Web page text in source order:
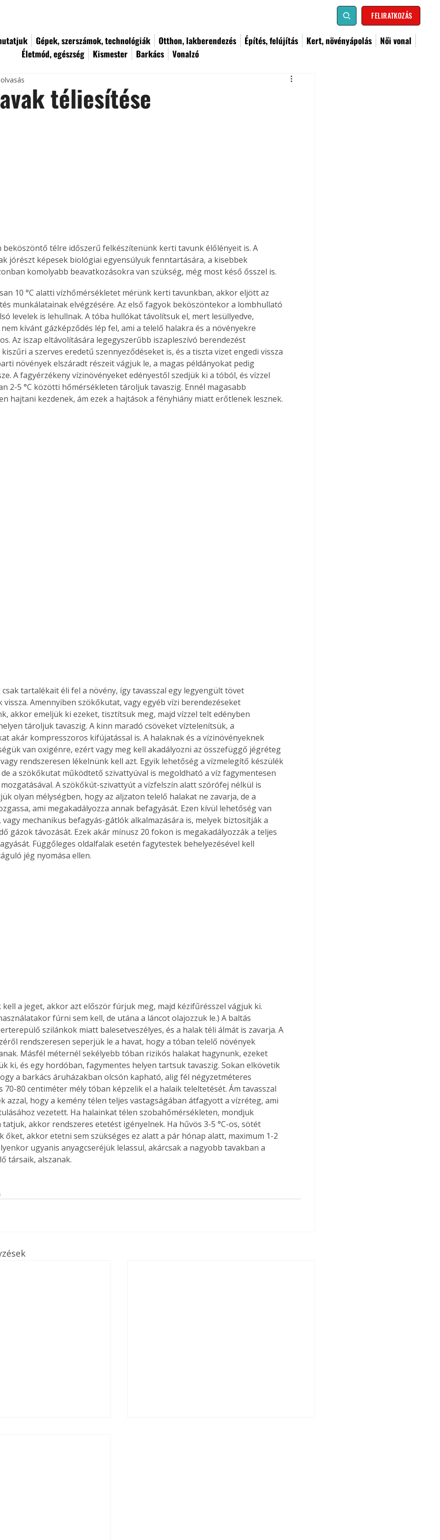
FELIRATKOZÁS
Gépek, szerszámok, technológiák Otthon, lakberendezés Építés, felújítás Kert, növényápolás
Női vonal
Életmód, egészség
Kismester Barkács Vonalzó
egyedi
vagy
is
Bárhol,
élve
az
A
téliesítése
beköszöntő télre időszerű felkészítenünk kerti tavunk élőlényeit is. A
jórészt képesek biológiai egyensúlyuk fenntartására, a kisebbek
komolyabb beavatkozásokra van szükség, még most késő ősszel is.
10 °C alatti vízhőmérsékletet mérünk kerti tavunkban, akkor eljött az
munkálatainak elvégzésére. Az első fagyok beköszöntekor a lombhullató
levelek is lehullnak. A tóba hullókat távolítsuk el, mert lesüllyedve,
kívánt gázképződés lép fel, ami a telelő halakra és a növényekre
Az iszap eltávolítására legegyszerűbb iszapleszívó berendezést
a szerves eredetű szennyeződéseket is, és a tiszta vizet engedi vissza
növények elszáradt részeit vágjuk le, a magas példányokat pedig
A fagyérzékeny vízinövényeket edényestől szedjük ki a tóból, és vízzel
2-5 °C közötti hőmérsékleten tároljuk tavaszig. Ennél magasabb
hajtani kezdenek, ám ezek a hajtások a fényhiány miatt erőtlenek lesznek.
Amennyiben szökőkutat, vagy egyéb vízi berendezéseket
akkor emeljük ki ezeket, tisztítsuk meg, majd vízzel telt edényben
tároljuk tavaszig. A kinn maradó csöveket víztelenítsük, a
akár kompresszoros kifújatással is. A halaknak és a vízinövényeknek
van oxigénre, ezért vagy meg kell akadályozni az összefüggő jégréteg
rendszeresen lékelnünk kell azt. Egyik lehetőség a vízmelegítő készülék
de a szökőkutat működtető szivattyúval is megoldható a víz fagymentesen
A szökőkút-szivattyút a vízfelszín alatt szórófej nélkül is
olyan mélységben, hogy az aljzaton telelő halakat ne zavarja, de a
ami megakadályozza annak befagyását. Ezen kívül lehetőség van
mechanikus befagyás-gátlók alkalmazására is, melyek biztosítják a
gázok távozását. Ezek akár mínusz 20 fokon is megakadályozzák a teljes
Függőleges oldalfalak esetén fagytestek behelyezésével kell
jég nyomása ellen.
kell a jeget, akkor azt először fúrjuk meg, majd kézifűrésszel vágjuk ki.
fúrni sem kell, de utána a láncot olajozzuk le.) A baltás
szilánkok miatt balesetveszélyes, és a halak téli álmát is zavarja. A
rendszeresen seperjük le a havat, hogy a tóban telelő növények
Másfél méternél sekélyebb tóban rizikós halakat hagynunk, ezeket
ki, és egy hordóban, fagymentes helyen tartsuk tavaszig. Sokan elkövetik
a barkács áruházakban olcsón kapható, alig fél négyzetméteres
70-80 centiméter mély tóban képzelik el a halaik teleltetését. Ám tavasszal
azzal, hogy a kemény télen teljes vastagságában átfagyott a vízréteg, ami
vezetett. Ha halainkat télen szobahőmérsékleten, mondjuk
akkor rendszeres etetést igényelnek. Ha hűvös 3-5 °C-os, sötét
őket, akkor etetni sem szükséges ez alatt a pár hónap alatt, maximum 1-2
ugyanis anyagcseréjük lelassul, akárcsak a nagyobb tavakban a
társaik, alszanak.